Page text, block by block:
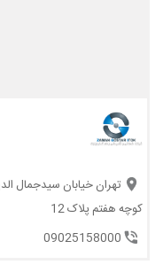
تهران خیابان سیدجمال
کوچه هفتم پلاک 12
09025158000